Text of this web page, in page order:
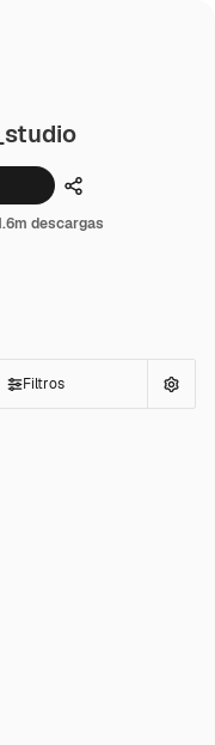
Compartir
descargas
Filtros